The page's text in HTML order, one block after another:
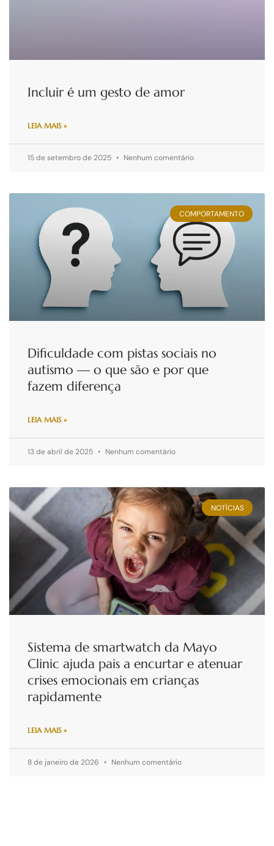
Incluir é um gesto de amor
LEIA MAIS »
15 de setembro de 2025 Nenhum comentário
COMPORTAMENTO
Dificuldade com pistas sociais no
autismo — o que são e por que
fazem diferença
LEIA MAIS »
13 de abril de 2025 Nenhum comentário
NOTÍCIAS
Sistema de smartwatch da Mayo
Clinic ajuda pais a encurtar e atenuar
crises emocionais em crianças
rapidamente
LEIA MAIS »
8 de janeiro de 2026 Nenhum comentário